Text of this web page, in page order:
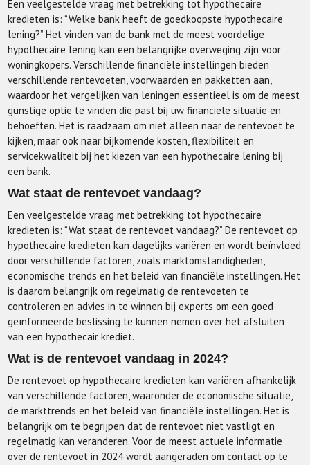
Een veelgestelde vraag met betrekking tot hypothecaire
kredieten is: “Welke bank heeft de goedkoopste hypothecaire
lening?” Het vinden van de bank met de meest voordelige
hypothecaire lening kan een belangrijke overweging zijn voor
woningkopers. Verschillende financiële instellingen bieden
verschillende rentevoeten, voorwaarden en pakketten aan,
waardoor het vergelijken van leningen essentieel is om de meest
gunstige optie te vinden die past bij uw financiële situatie en
behoeften. Het is raadzaam om niet alleen naar de rentevoet te
kijken, maar ook naar bijkomende kosten, flexibiliteit en
servicekwaliteit bij het kiezen van een hypothecaire lening bij
een bank.
Wat staat de rentevoet vandaag?
Een veelgestelde vraag met betrekking tot hypothecaire
kredieten is: “Wat staat de rentevoet vandaag?” De rentevoet op
hypothecaire kredieten kan dagelijks variëren en wordt beïnvloed
door verschillende factoren, zoals marktomstandigheden,
economische trends en het beleid van financiële instellingen. Het
is daarom belangrijk om regelmatig de rentevoeten te
controleren en advies in te winnen bij experts om een goed
geïnformeerde beslissing te kunnen nemen over het afsluiten
van een hypothecair krediet.
Wat is de rentevoet vandaag in 2024?
De rentevoet op hypothecaire kredieten kan variëren afhankelijk
van verschillende factoren, waaronder de economische situatie,
de markttrends en het beleid van financiële instellingen. Het is
belangrijk om te begrijpen dat de rentevoet niet vastligt en
regelmatig kan veranderen. Voor de meest actuele informatie
over de rentevoet in 2024 wordt aangeraden om contact op te